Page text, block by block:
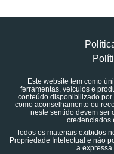
Este website tem como
ferramentas, veículos e
conteúdo disponibilizado
como aconselhamento ou
neste sentido devem ser
credenciados
Todos os materiais exibidos
Propriedade Intelectual e não
a expressa